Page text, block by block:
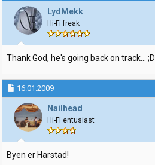
LydMekk
Hi-Fi freak
Thank God, he's going back on track... ;D
16.01.2009
Nailhead
Hi-Fi entusiast
Byen er Harstad!